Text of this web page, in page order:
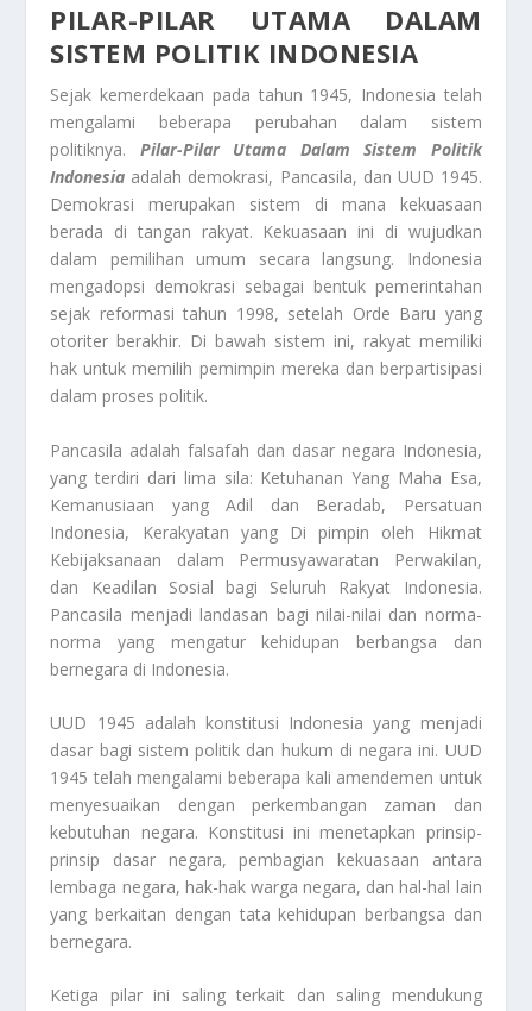
PILAR-PILAR UTAMA DALAM
SISTEM POLITIK INDONESIA
Sejak kemerdekaan pada tahun 1945, Indonesia telah
mengalami beberapa perubahan dalam sistem
politiknya. Pilar-Pilar Utama Dalam Sistem Politik
Indonesia adalah demokrasi, Pancasila, dan UUD 1945.
Demokrasi merupakan sistem di mana kekuasaan
berada di tangan rakyat. Kekuasaan ini di wujudkan
dalam pemilihan umum secara langsung. Indonesia
mengadopsi demokrasi sebagai bentuk pemerintahan
sejak reformasi tahun 1998, setelah Orde Baru yang
otoriter berakhir. Di bawah sistem ini, rakyat memiliki
hak untuk memilih pemimpin mereka dan berpartisipasi
dalam proses politik.
Pancasila adalah falsafah dan dasar negara Indonesia,
yang terdiri dari lima sila: Ketuhanan Yang Maha Esa,
Kemanusiaan yang Adil dan Beradab, Persatuan
Indonesia, Kerakyatan yang Di pimpin oleh Hikmat
Kebijaksanaan dalam Permusyawaratan Perwakilan,
dan Keadilan Sosial bagi Seluruh Rakyat Indonesia.
Pancasila menjadi landasan bagi nilai-nilai dan norma-
norma yang mengatur kehidupan berbangsa dan
bernegara di Indonesia.
UUD 1945 adalah konstitusi Indonesia yang menjadi
dasar bagi sistem politik dan hukum di negara ini. UUD
1945 telah mengalami beberapa kali amendemen untuk
menyesuaikan dengan perkembangan zaman dan
kebutuhan negara. Konstitusi ini menetapkan prinsip-
prinsip dasar negara, pembagian kekuasaan antara
lembaga negara, hak-hak warga negara, dan hal-hal lain
yang berkaitan dengan tata kehidupan berbangsa dan
bernegara.
Ketiga pilar ini saling terkait dan saling mendukung